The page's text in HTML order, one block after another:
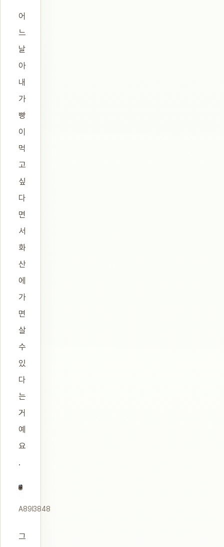
어
느
날
아
내
가
빵
이
먹
고
싶
다
면
서
화
산
에
가
면
살
수
있
다
는
거
예
요
.
A89I3848
그